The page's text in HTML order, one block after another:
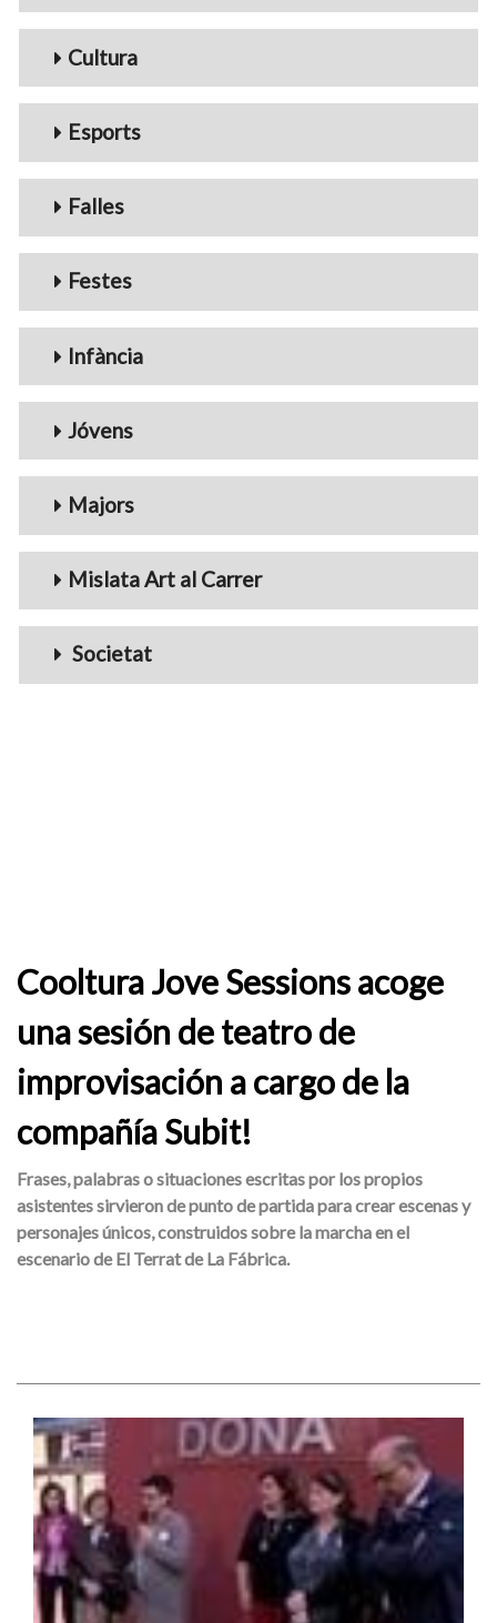
Cultura
Esports
Falles
Festes
Infància
Jóvens
Majors
Mislata Art al Carrer
Societat
Cooltura Jove Sessions acoge
una sesión de teatro de
improvisación a cargo de la
compañía Subit!
Frases, palabras o situaciones escritas por los propios
asistentes sirvieron de punto de partida para crear escenas y
personajes únicos, construidos sobre la marcha en el
escenario de El Terrat de La Fábrica.